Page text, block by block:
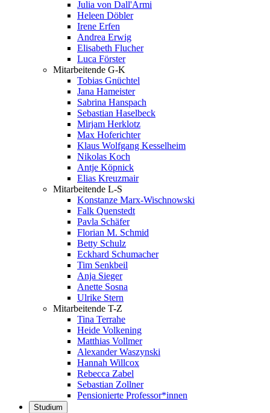
Julia von Dall'Armi
Heleen Döbler
Irene Erfen
Andrea Erwig
Elisabeth Flucher
Luca Förster
Mitarbeitende G-K
Tobias Gnüchtel
Jana Hameister
Sabrina Hanspach
Sebastian Haselbeck
Mirjam Herklotz
Max Hoferichter
Klaus Wolfgang Kesselheim
Nikolas Koch
Antje Köpnick
Elias Kreuzmair
Mitarbeitende L-S
Konstanze Marx-Wischnowski
Falk Quenstedt
Pavla Schäfer
Florian M. Schmid
Betty Schulz
Eckhard Schumacher
Tim Senkbeil
Anja Sieger
Anette Sosna
Ulrike Stern
Mitarbeitende T-Z
Tina Terrahe
Heide Volkening
Matthias Vollmer
Alexander Waszynski
Hannah Willcox
Rebecca Zabel
Sebastian Zollner
Pensionierte Professor*innen
Studium